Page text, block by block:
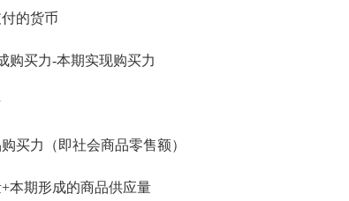
的货币
买力-本期实现购买力
力（即社会商品零售额）
期形成的商品供应量